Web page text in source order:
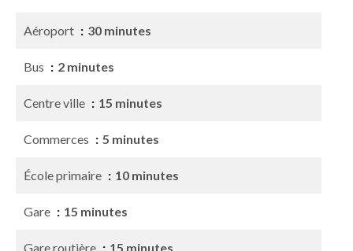
Aéroport 30 minutes
Bus 2 minutes
Centre ville 15 minutes
Commerces 5 minutes
École primaire 10 minutes
Gare 15 minutes
Gare routière 15 minutes